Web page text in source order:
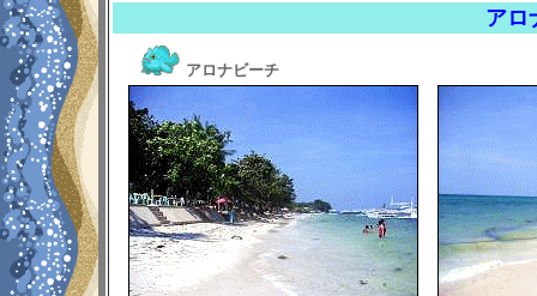
アロ
アロナビーチ